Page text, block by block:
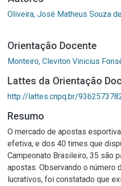
Oliveira, José Matheus Souza
Orientação Docente
Monteiro, Cleviton Vinicius
Lattes da Orientação
http://lattes.cnpq.br/
Resumo
O mercado de apostas
efetiva, e dos 40 times que
Campeonato Brasileiro, 35 são
apostas. Observando o número
lucrativos, foi constatado que